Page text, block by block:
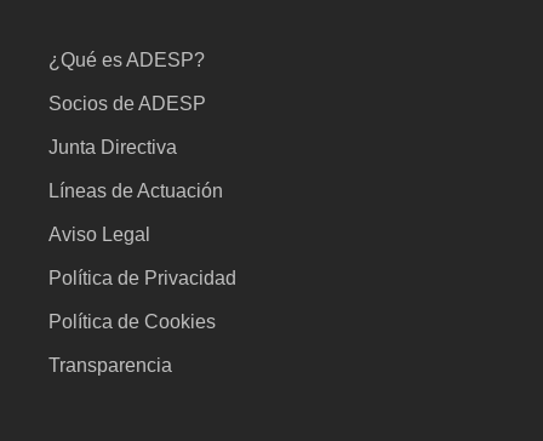
¿Qué es ADESP?
Socios de ADESP
Junta Directiva
Líneas de Actuación
Aviso Legal
Política de Privacidad
Política de Cookies
Transparencia